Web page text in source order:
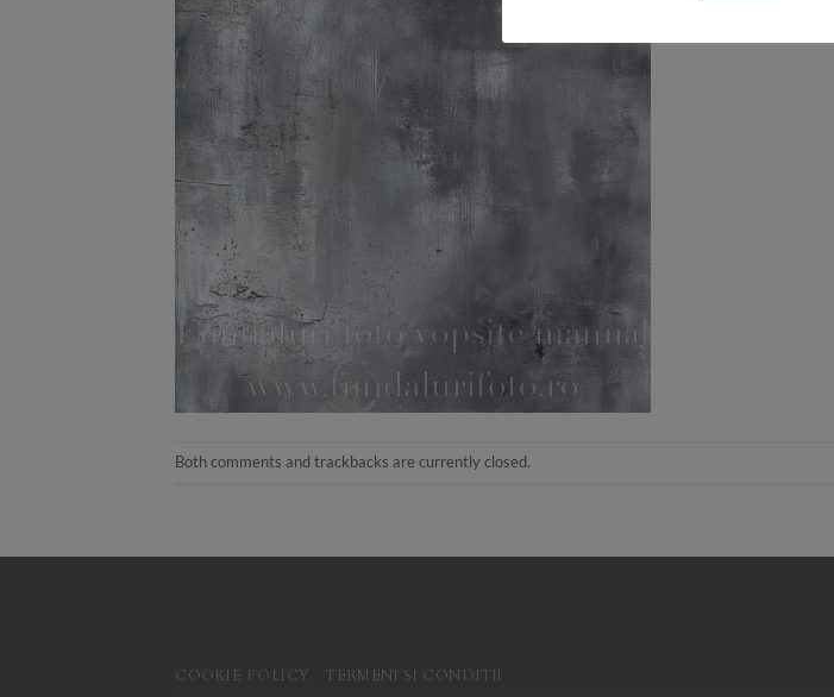
Both comments and trackbacks are currently closed.
COOKIE POLICY TERMENI SI CONDITII